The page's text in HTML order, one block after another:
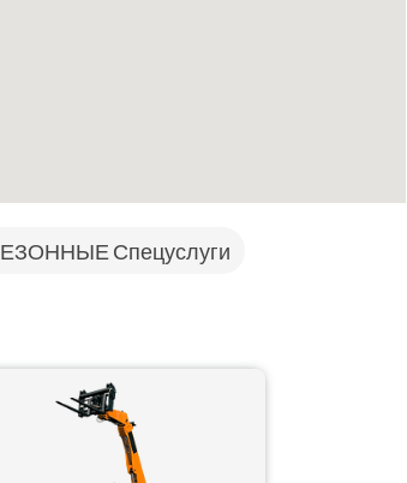
Спецуслуги